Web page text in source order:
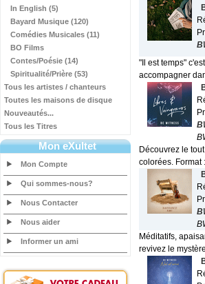
In English (5)
Bayard Musique (120)
Comédies Musicales (11)
BO Films
Contes/Poésie (14)
Spiritualité/Prière (53)
Tous les artistes / chanteurs
Toutes les maisons de disque
Nouveautés...
Tous les Titres
Mon eXultet
Mon Compte
Qui sommes-nous?
Nous Contacter
Nous aider
Informer un ami
"Il est temps"
accompagner
Découvrez le
colorées. Format
Méditatifs,
revivez le